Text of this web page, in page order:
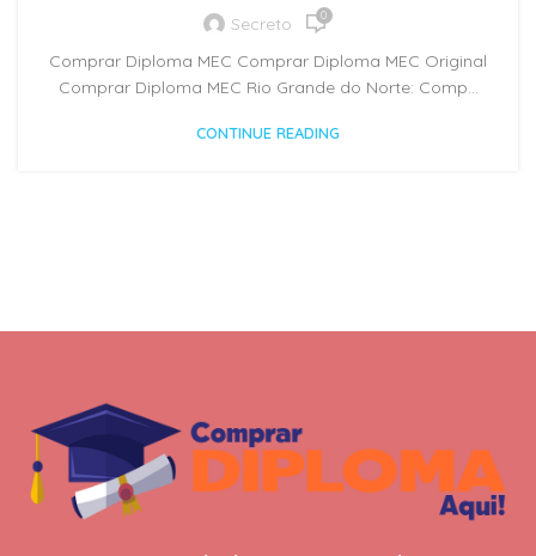
Secreto 0
Comprar Diploma MEC Comprar Diploma MEC Original
Comprar Diploma MEC Rio Grande do Norte: Comp...
CONTINUE READING